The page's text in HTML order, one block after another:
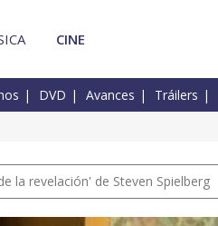
CINE
DVD Avances Tráilers
la revelación' de Steven Spielberg